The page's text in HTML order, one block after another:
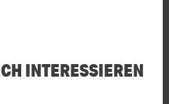
INTERESSIEREN